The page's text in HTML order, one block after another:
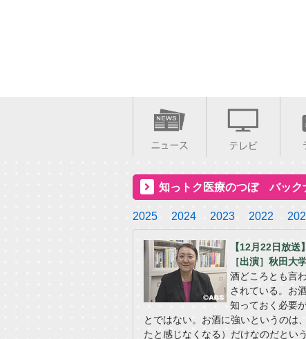
知っトク医療のつぼ バック
2025 2024 2023 2022
【12月22日放送
［出演］秋田
酒どころとも言
されている。お
知っておく必要
とではない。お酒に強いというのは
たと感じなくなる）だけなのだとい